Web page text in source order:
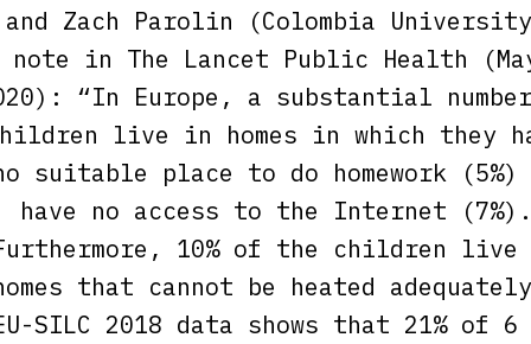
and Zach Parolin (Colombia
note in The Lancet Public Health
“In Europe, a substantial
live in homes in which they
suitable place to do homework (5%)
have no access to the Internet (7%).
10% of the children
that cannot be heated
SILC 2018 data shows that 21% of